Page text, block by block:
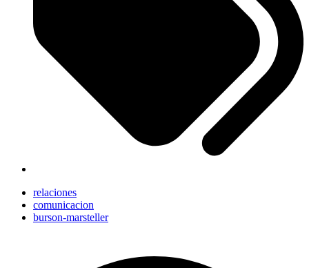
relaciones
comunicacion
burson-marsteller